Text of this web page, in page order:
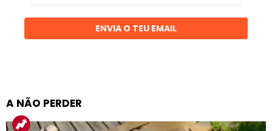
email
ENVIA O TEU EMAIL
A NÃO PERDER